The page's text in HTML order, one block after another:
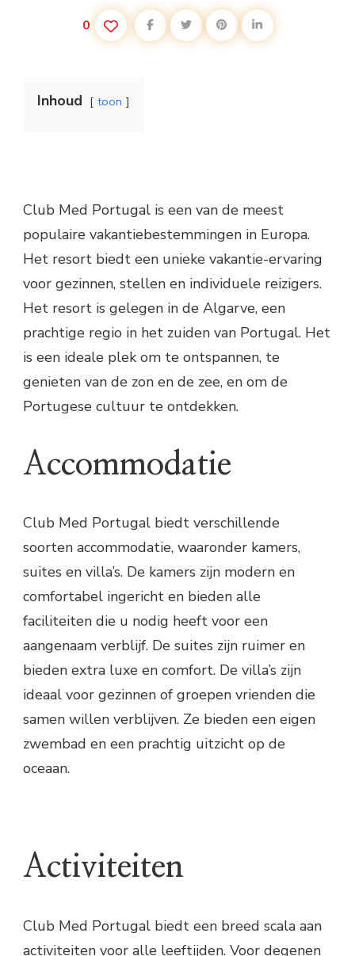
0
Inhoud toon
Club Med Portugal is een van de meest
populaire vakantiebestemmingen in Europa.
Het resort biedt een unieke vakantie-ervaring
voor gezinnen, stellen en individuele reizigers.
Het resort is gelegen in de Algarve, een
prachtige regio in het zuiden van Portugal. Het
is een ideale plek om te ontspannen, te
genieten van de zon en de zee, en om de
Portugese cultuur te ontdekken.
Accommodatie
Club Med Portugal biedt verschillende
soorten accommodatie, waaronder kamers,
suites en villa’s. De kamers zijn modern en
comfortabel ingericht en bieden alle
faciliteiten die u nodig heeft voor een
aangenaam verblijf. De suites zijn ruimer en
bieden extra luxe en comfort. De villa’s zijn
ideaal voor gezinnen of groepen vrienden die
samen willen verblijven. Ze bieden een eigen
zwembad en een prachtig uitzicht op de
oceaan.
Activiteiten
Club Med Portugal biedt een breed scala aan
activiteiten voor alle leeftijden. Voor degenen